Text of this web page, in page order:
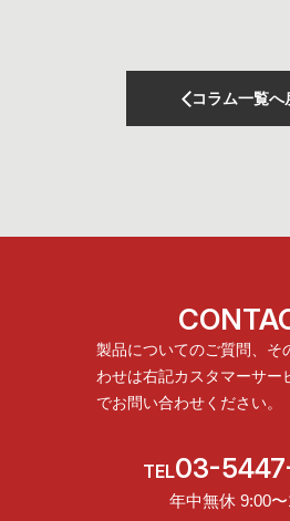
コラム一覧へ
製品についてのご質問、そ
わせは右記カスタマーサー
でお問い合わせください。
TEL03-
年中無休 9:00